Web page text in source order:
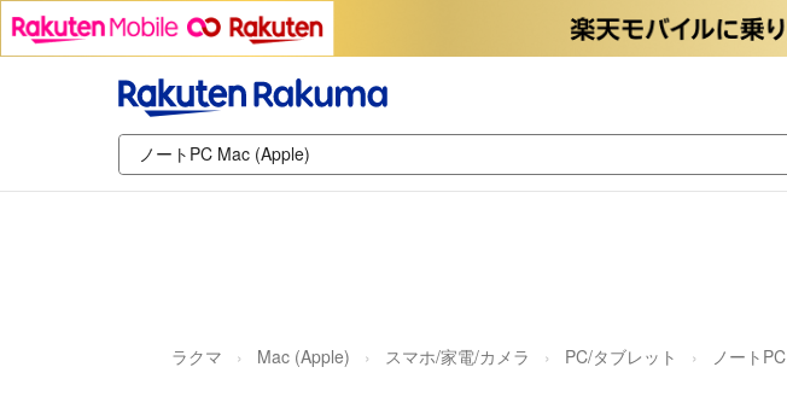
ラクマ Mac (Apple) スマホ/家電/カメラ PC/タブレット ノートPC